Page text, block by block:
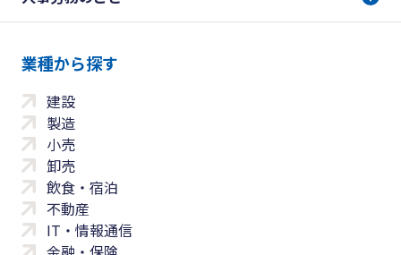
業種から探す
建設
製造
小売
卸売
飲食・宿泊
不動産
IT・情報通信